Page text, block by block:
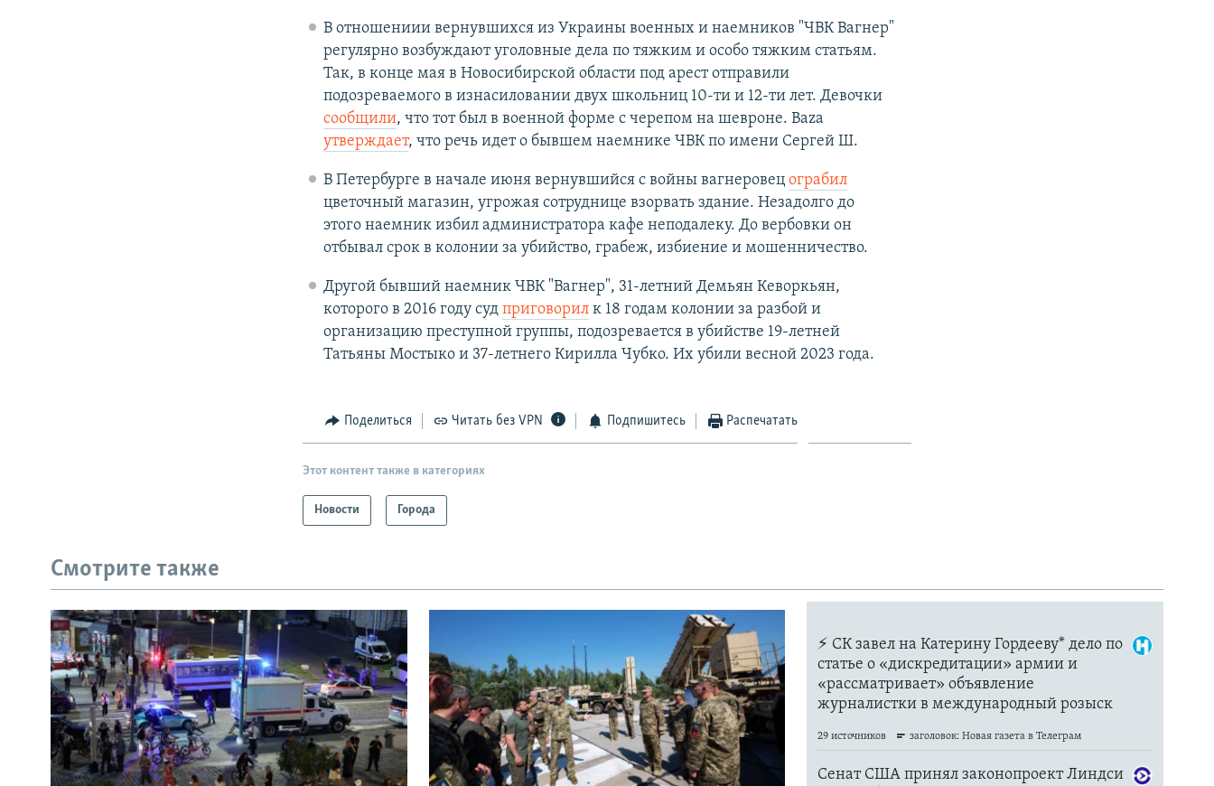
В отношениии вернувшихся из Украины военных и наемников "ЧВК Вагнер"
регулярно возбуждают уголовные дела по тяжким и особо тяжким статьям.
Так, в конце мая в Новосибирской области под арест отправили
подозреваемого в изнасиловании двух школьниц 10-ти и 12-ти лет. Девочки
сообщили, что тот был в военной форме с черепом на шевроне. Baza
утверждает, что речь идет о бывшем наемнике ЧВК по имени Сергей Ш.
В Петербурге в начале июня вернувшийся с войны вагнеровец ограбил
цветочный магазин, угрожая сотруднице взорвать здание. Незадолго до
этого наемник избил администратора кафе неподалеку. До вербовки он
отбывал срок в колонии за убийство, грабеж, избиение и мошенничество.
Другой бывший наемник ЧВК "Вагнер", 31-летний Демьян Кеворкьян,
которого в 2016 году суд приговорилк 18 годам колонии за разбой и
организацию преступной группы, подозревается в убийстве 19-летней
Татьяны Мостыко и 37-летнего Кирилла Чубко. Их убили весной 2023 года.
Поделиться Читать без VPN Подпишитесь Распечатать
Этот контент также в категориях
Новости Города
Смотрите также